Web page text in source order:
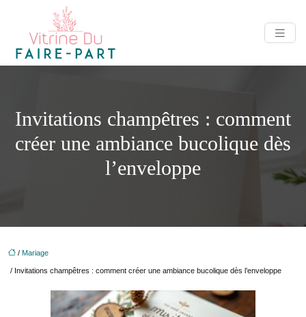
Invitations champêtres : comment
créer une ambiance bucolique dès
l’enveloppe
/ Mariage
/ Invitations champêtres : comment créer une ambiance bucolique dès l’enveloppe